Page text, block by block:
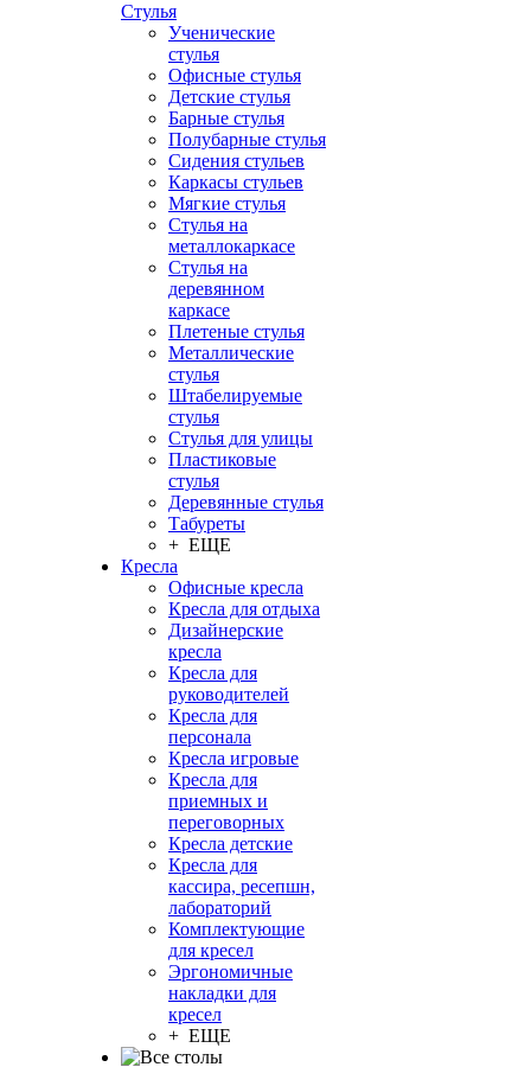
Стулья
Ученические
стулья
Офисные стулья
Детские стулья
Барные стулья
Полубарные стулья
Сидения стульев
Каркасы стульев
Мягкие стулья
Стулья на
металлокаркасе
Стулья на
деревянном
каркасе
Плетеные стулья
Металлические
стулья
Штабелируемые
стулья
Стулья для улицы
Пластиковые
стулья
Деревянные стулья
Табуреты
+ ЕЩЕ
Кресла
Офисные кресла
Кресла для отдыха
Дизайнерские
кресла
Кресла для
руководителей
Кресла для
персонала
Кресла игровые
Кресла для
приемных и
переговорных
Кресла детские
Кресла для
кассира, ресепшн,
лабораторий
Комплектующие
для кресел
Эргономичные
накладки для
кресел
+ ЕЩЕ